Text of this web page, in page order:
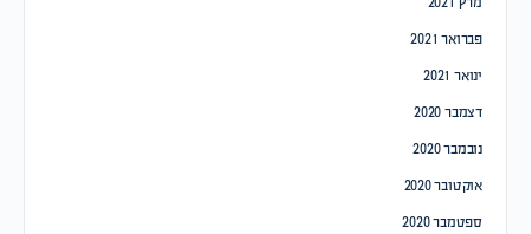
פברואר 2021
ינואר 2021
דצמבר 2020
נובמבר 2020
אוקטובר 2020
ספטמבר 2020